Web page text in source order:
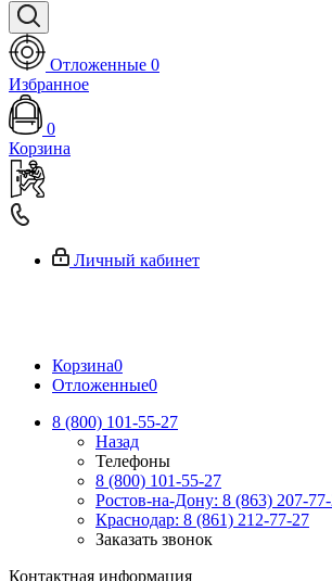
Отложенные 0
Избранное
0
Корзина
Личный кабинет
Корзина0
Отложенные0
8 (800) 101-55-27
Назад
Телефоны
8 (800) 101-55-27
Ростов-на-Дону: 8 (863) 207-
Краснодар: 8 (861) 212-77-27
Заказать звонок
Контактная информация